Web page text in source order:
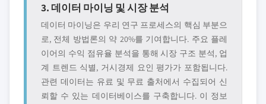
3. 데이터 마이닝 및 시장 분석
데이터 마이닝은 우리 연구 프로세스의 핵심 부분으
로, 전체 방법론의 약 20%를 기여합니다. 주요 플레
이어의 수익 점유율 분석을 통해 시장 구조 분석, 업
계 트렌드 식별, 거시경제 요인 평가가 포함됩니다.
관련 데이터는 유료 및 무료 출처에서 수집되어 신
뢰할 수 있는 데이터베이스를 구축합니다. 이 정보